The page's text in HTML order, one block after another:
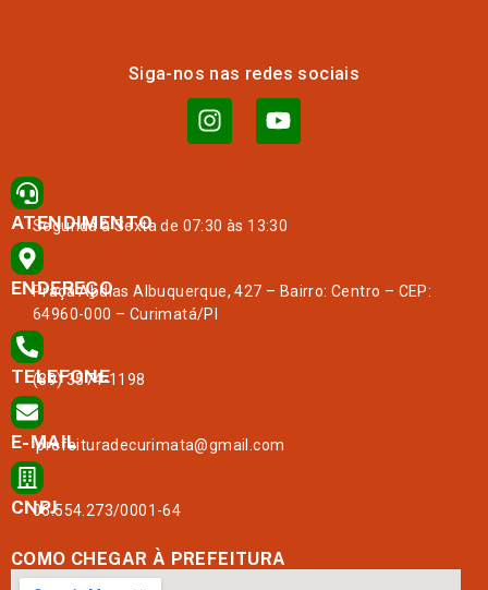
Siga-nos nas redes sociais
ATENDIMENTO
Segunda à Sexta de 07:30 às 13:30
ENDEREÇO
Praça Abdias Albuquerque, 427 – Bairro: Centro – CEP:
64960-000 – Curimatá/PI
TELEFONE
(89) 3574-1198
E-MAIL
prefeituradecurimata@gmail.com
CNPJ
06.554.273/0001-64
COMO CHEGAR À PREFEITURA